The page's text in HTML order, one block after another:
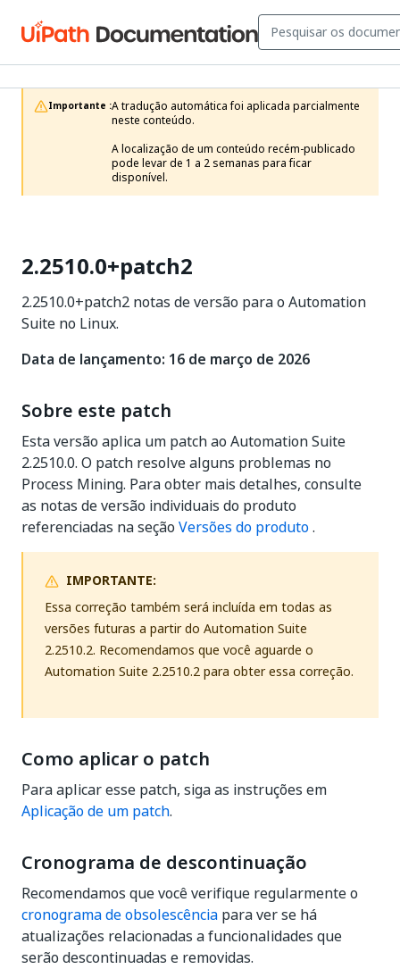
Importante :A tradução automática foi aplicada parcialmente
neste conteúdo.
A localização de um conteúdo recém-publicado
pode levar de 1 a 2 semanas para ficar
disponível.
2.2510.0+patch2
2.2510.0+patch2 notas de versão para o Automation
Suite no Linux.
Data de lançamento: 16 de março de 2026
Sobre este patch
Esta versão aplica um patch ao Automation Suite
2.2510.0. O patch resolve alguns problemas no
Process Mining. Para obter mais detalhes, consulte
as notas de versão individuais do produto
referenciadas na seção Versões do produto.
IMPORTANTE:
Essa correção também será incluída em todas as
versões futuras a partir do Automation Suite
2.2510.2. Recomendamos que você aguarde o
Automation Suite 2.2510.2 para obter essa correção.
Como aplicar o patch
Para aplicar esse patch, siga as instruções em
Aplicação de um patch.
Cronograma de descontinuação
Recomendamos que você verifique regularmente o
cronograma de obsolescência para ver se há
atualizações relacionadas a funcionalidades que
serão descontinuadas e removidas.